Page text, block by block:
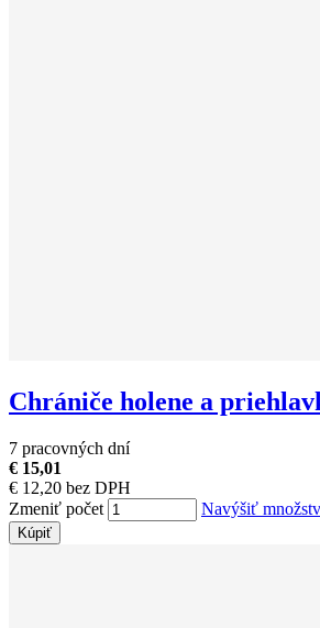
Chrániče holene a
7 pracovných dní
€ 15,01
€ 12,20 bez DPH
Zmeniť počet
Navýšiť
Kúpiť